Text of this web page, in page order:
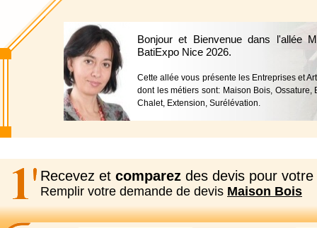
Bonjour et Bienvenue dans l'allée
BatiExpo Nice 2026.
Cette allée vous présente les Entreprises et
dont les métiers sont: Maison Bois, Ossature,
Chalet, Extension, Surélévation.
Recevez et comparez des devis pour votre
Remplir votre demande de devis Maison Bois